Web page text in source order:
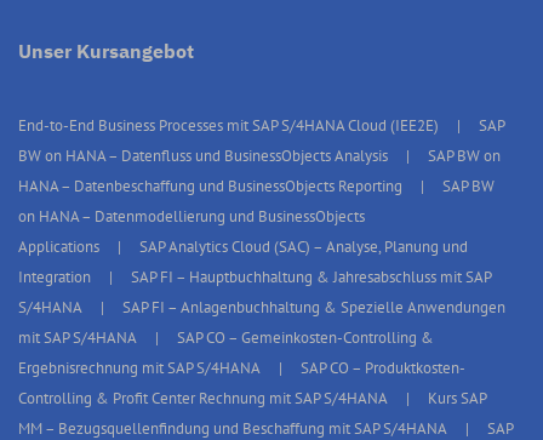
Unser Kursangebot
End-to-End Business Processes mit SAP S/4HANA Cloud (IEE2E)
SAP
BW on HANA – Datenfluss und BusinessObjects Analysis
SAP BW on
HANA – Datenbeschaffung und BusinessObjects Reporting
SAP BW
on HANA – Datenmodellierung und BusinessObjects
Applications
SAP Analytics Cloud (SAC) – Analyse, Planung und
Integration
SAP FI – Hauptbuchhaltung & Jahresabschluss mit SAP
S/4HANA
SAP FI – Anlagenbuchhaltung & Spezielle Anwendungen
mit SAP S/4HANA
SAP CO – Gemeinkosten-Controlling &
Ergebnisrechnung mit SAP S/4HANA
SAP CO – Produktkosten-
Controlling & Profit Center Rechnung mit SAP S/4HANA
Kurs SAP
MM – Bezugsquellenfindung und Beschaffung mit SAP S/4HANA
SAP